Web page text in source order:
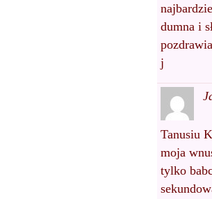
dumna i
j
Tanusiu
moja
tylko